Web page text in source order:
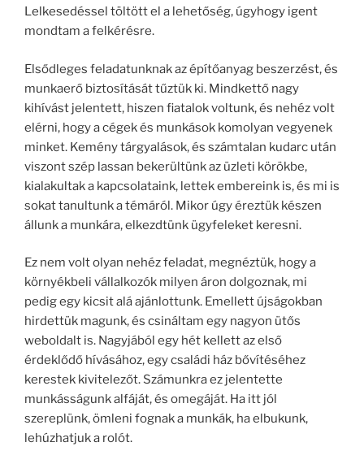
Lelkesedéssel töltött el a lehetőség, úgyhogy igent
mondtam a felkérésre.
Elsődleges feladatunknak az építőanyag beszerzést, és
munkaerő biztosítását tűztük ki. Mindkettő nagy
kihívást jelentett, hiszen fiatalok voltunk, és nehéz volt
elérni, hogy a cégek és munkások komolyan vegyenek
minket. Kemény tárgyalások, és számtalan kudarc után
viszont szép lassan bekerültünk az üzleti körökbe,
kialakultak a kapcsolataink, lettek embereink is, és mi is
sokat tanultunk a témáról. Mikor úgy éreztük készen
állunk a munkára, elkezdtünk ügyfeleket keresni.
Ez nem volt olyan nehéz feladat, megnéztük, hogy a
környékbeli vállalkozók milyen áron dolgoznak, mi
pedig egy kicsit alá ajánlottunk. Emellett újságokban
hirdettük magunk, és csináltam egy nagyon ütős
weboldalt is. Nagyjából egy hét kellett az első
érdeklődő hívásához, egy családi ház bővítéséhez
kerestek kivitelezőt. Számunkra ez jelentette
munkásságunk alfáját, és omegáját. Ha itt jól
szereplünk, ömleni fognak a munkák, ha elbukunk,
lehúzhatjuk a rolót.